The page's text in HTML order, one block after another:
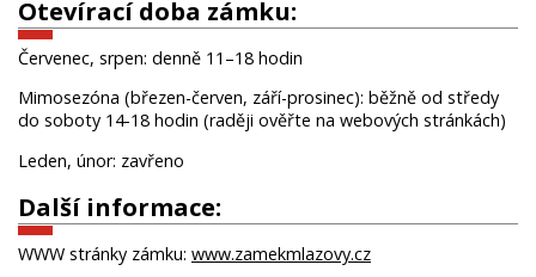
Otevírací doba zámku:
Červenec, srpen: denně 11–18 hodin
Mimosezóna (březen-červen, září-prosinec): běžně od středy
do soboty 14-18 hodin (raději ověřte na webových stránkách)
Leden, únor: zavřeno
Další informace:
WWW stránky zámku: www.zamekmlazovy.cz